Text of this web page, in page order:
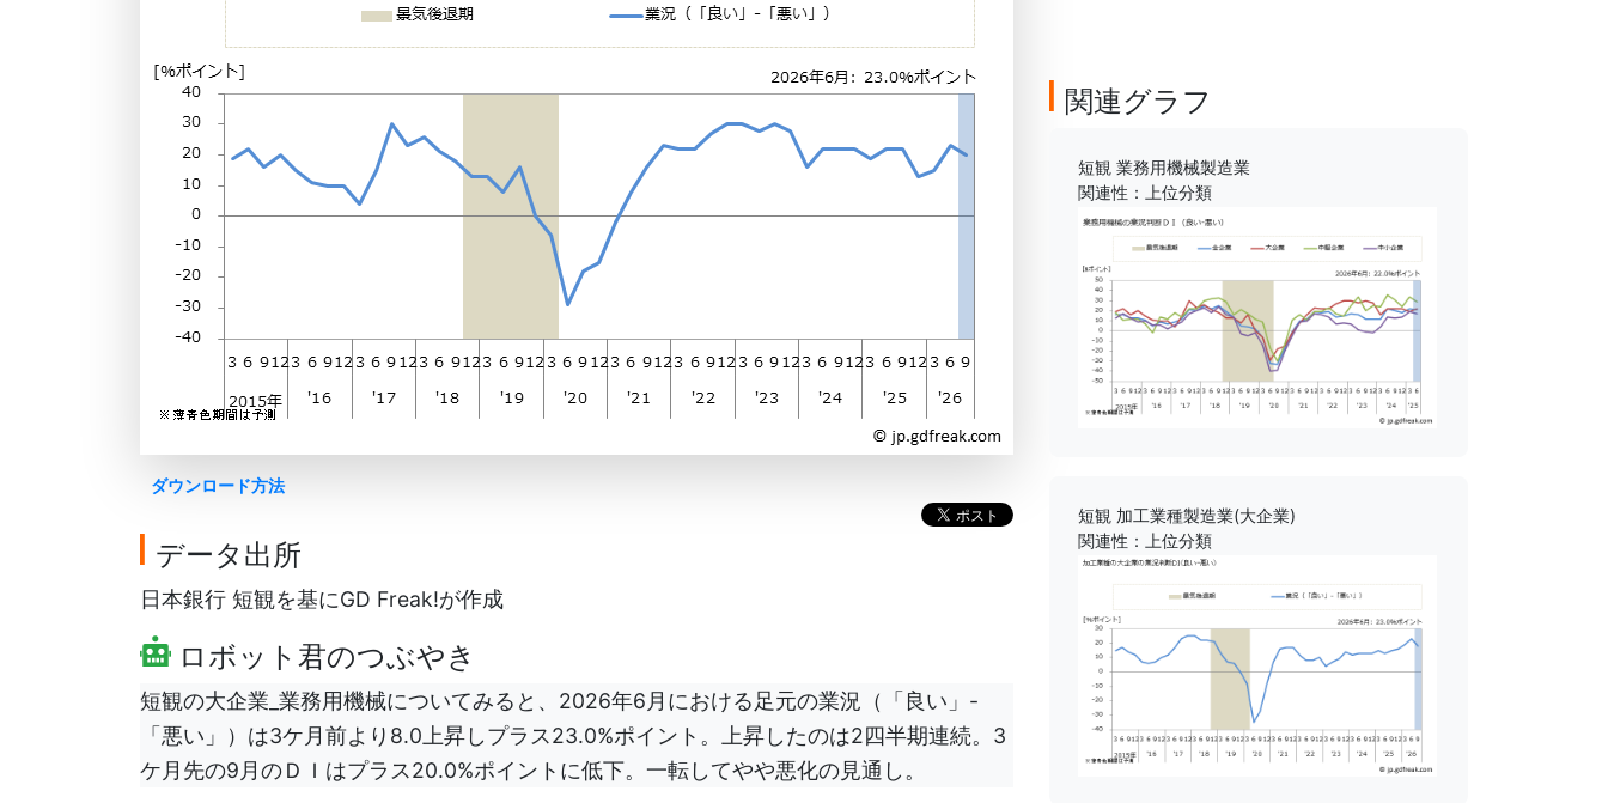
ダウンロード方法
データ出所
日本銀行 短観を基にGD Freak!が作成
ロボット君のつぶやき
短観の大企業_業務用機械についてみると、2026年6月における足元の業況（「良い」-
「悪い」）は3ケ月前より8.0上昇しプラス23.0%ポイント。上昇したのは2四半期連続。3
ケ月先の9月のＤＩはプラス20.0%ポイントに低下。一転してやや悪化の見通し。
関連グラフ
短観 業務用機械製造業
関連性：上位分類
短観 加工業種製造業(大企業)
関連性：上位分類